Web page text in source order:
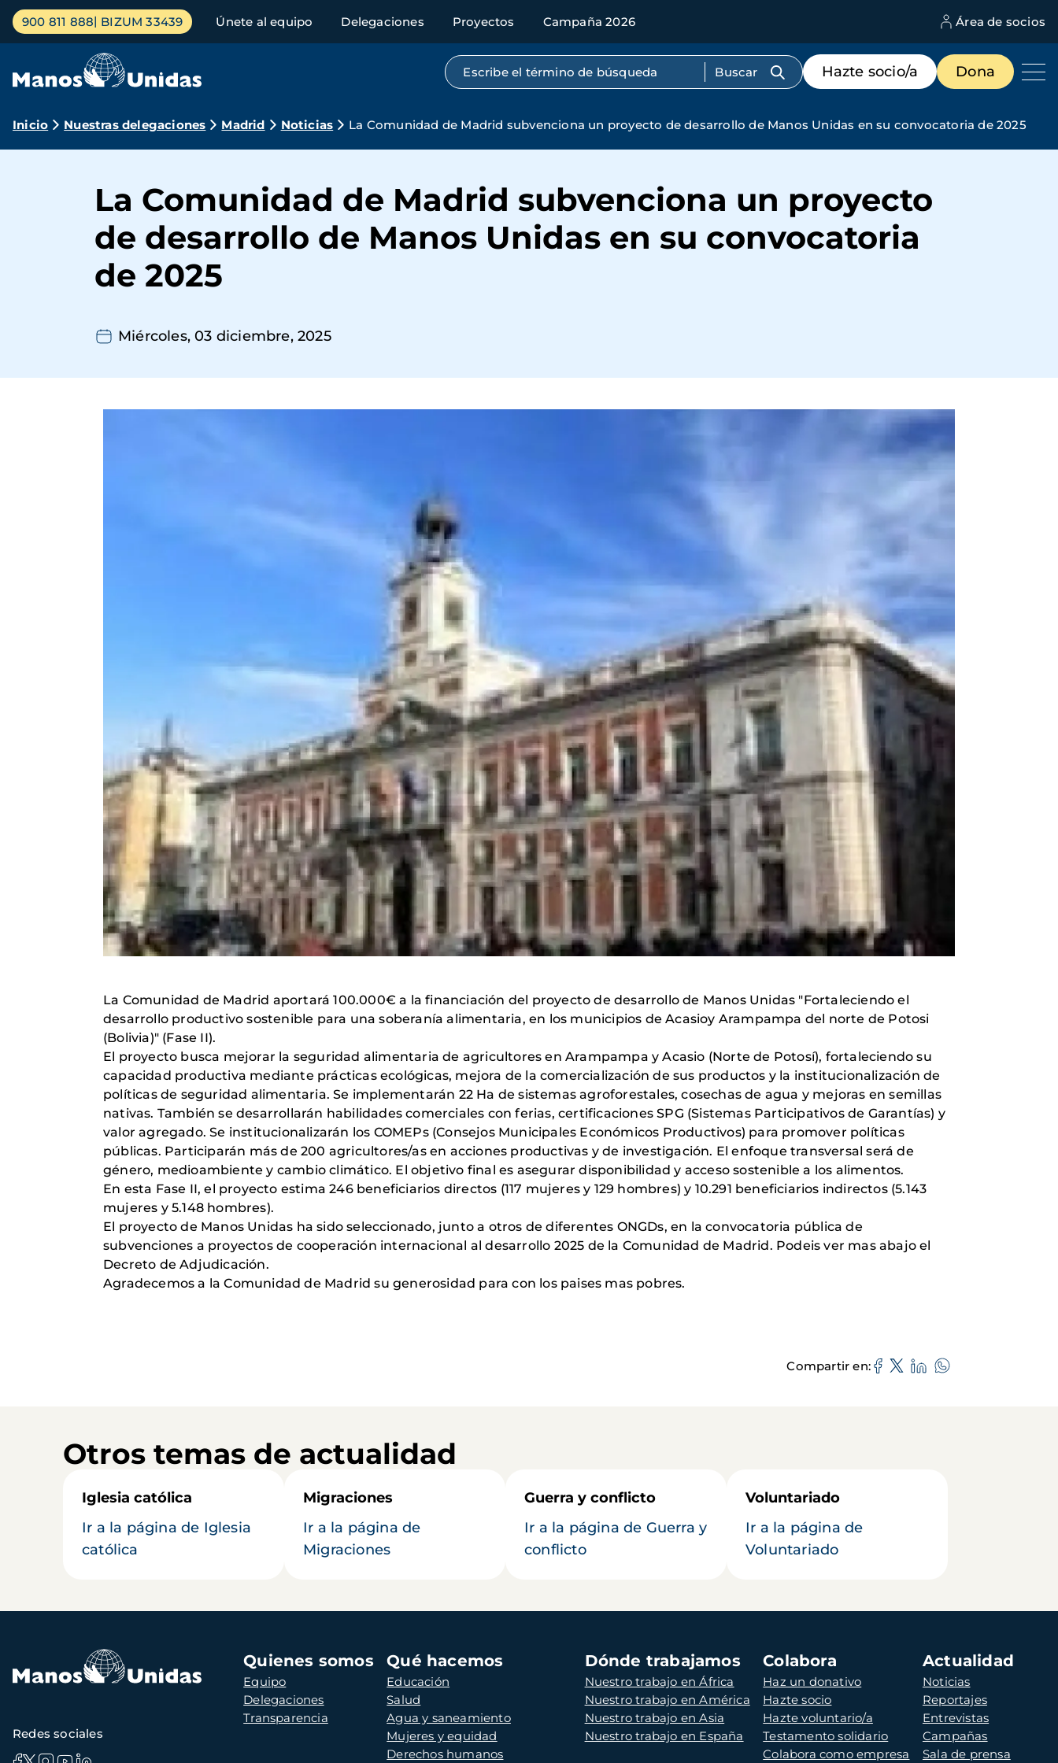
Pasar
contenido
Menú
principal
900 811 888 BIZUM 33439 Únete al equipo Delegaciones Proyectos Campaña 2026 Área de socios
Búsqueda por texto completo
Menú
de
destacados
Hazte socio/a Dona
Ruta
navegación
Inicio Nuestras delegaciones Madrid Noticias La Comunidad de Madrid subvenciona un proyecto de desarrollo de Manos Unidas en su convocatoria de 2025
La Comunidad de Madrid subvenciona un proyecto
de desarrollo de Manos Unidas en su convocatoria
de 2025
Miércoles, 03 diciembre, 2025
La Comunidad de Madrid aportará 100.000€ a la financiación del proyecto de desarrollo de Manos Unidas "Fortaleciendo el
desarrollo productivo sostenible para una soberanía alimentaria, en los municipios de Acasioy Arampampa del norte de Potosi
(Bolivia)" (Fase II).
El proyecto busca mejorar la seguridad alimentaria de agricultores en Arampampa y Acasio (Norte de Potosí), fortaleciendo su
capacidad productiva mediante prácticas ecológicas, mejora de la comercialización de sus productos y la institucionalización de
políticas de seguridad alimentaria. Se implementarán 22 Ha de sistemas agroforestales, cosechas de agua y mejoras en semillas
nativas. También se desarrollarán habilidades comerciales con ferias, certificaciones SPG (Sistemas Participativos de Garantías) y
valor agregado. Se institucionalizarán los COMEPs (Consejos Municipales Económicos Productivos) para promover políticas
públicas. Participarán más de 200 agricultores/as en acciones productivas y de investigación. El enfoque transversal será de
género, medioambiente y cambio climático. El objetivo final es asegurar disponibilidad y acceso sostenible a los alimentos.
En esta Fase II, el proyecto estima 246 beneficiarios directos (117 mujeres y 129 hombres) y 10.291 beneficiarios indirectos (5.143
mujeres y 5.148 hombres).
El proyecto de Manos Unidas ha sido seleccionado, junto a otros de diferentes ONGDs, en la convocatoria pública de
subvenciones a proyectos de cooperación internacional al desarrollo 2025 de la Comunidad de Madrid. Podeis ver mas abajo el
Decreto de Adjudicación.
Agradecemos a la Comunidad de Madrid su generosidad para con los paises mas pobres.
Compartir en
Otros temas de actualidad
Iglesia católica
Ir a la página de Iglesia
católica
Migraciones
Ir a la página de
Migraciones
Guerra y conflicto
Ir a la página de Guerra y
conflicto
Voluntariado
Ir a la página de
Voluntariado
Navegación
principal
Quienes somos
Equipo
Delegaciones
Transparencia
Qué hacemos
Educación
Salud
Agua y saneamiento
Mujeres y equidad
Derechos humanos
Dónde trabajamos
Nuestro trabajo en África
Nuestro trabajo en América
Nuestro trabajo en Asia
Nuestro trabajo en España
Colabora
Haz un donativo
Hazte socio
Hazte voluntario/a
Testamento solidario
Colabora como empresa
Actualidad
Noticias
Reportajes
Entrevistas
Campañas
Sala de prensa
Redes sociales